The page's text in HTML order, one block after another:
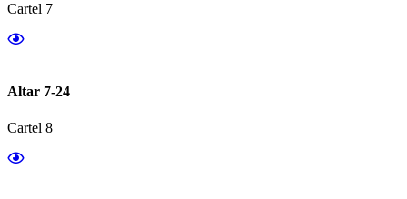
Cartel 7
Altar 7-24
Cartel 8